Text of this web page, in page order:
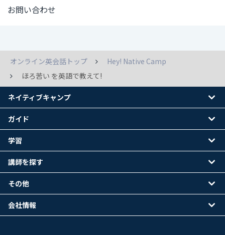
お問い合わせ
オンライン英会話トップ
Hey! Native Camp
ほろ苦い を英語で教えて!
ネイティブキャンプ
ガイド
学習
講師を探す
その他
会社情報